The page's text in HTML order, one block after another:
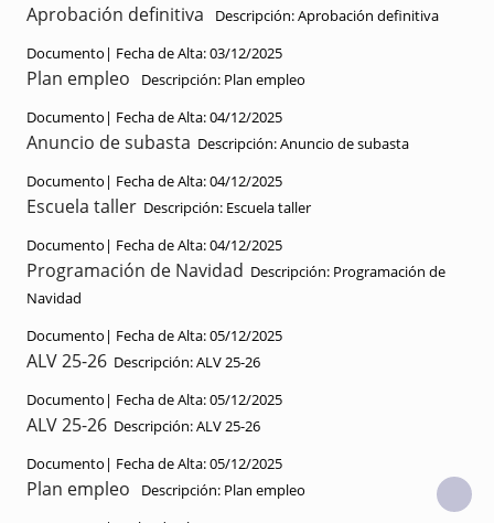
Aprobación definitiva Descripción:Aprobación definitiva
Documento| Fecha de Alta:03/12/2025
Plan empleo Descripción: Plan empleo
Documento| Fecha de Alta:04/12/2025
Anuncio de subasta Descripción:Anuncio de subasta
Documento| Fecha de Alta:04/12/2025
Escuela taller Descripción: Escuela taller
Documento| Fecha de Alta:04/12/2025
Programación de Navidad Descripción: Programación de
Navidad
Documento| Fecha de Alta:05/12/2025
ALV 25-26 Descripción:ALV 25-26
Documento| Fecha de Alta:05/12/2025
ALV 25-26 Descripción:ALV 25-26
Documento| Fecha de Alta:05/12/2025
Plan empleo Descripción: Plan empleo